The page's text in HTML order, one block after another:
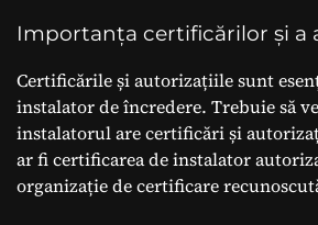
Importanța certificărilor și a
Certificările și autorizațiile sunt
instalator de încredere. Trebuie să
instalatorul are certificări și
ar fi certificarea de instalator
organizație de certificare